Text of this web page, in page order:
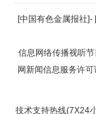
[中国有色金属报社]-
信息网络传播视听
网新闻信息服务许
技术支持热线(7X24